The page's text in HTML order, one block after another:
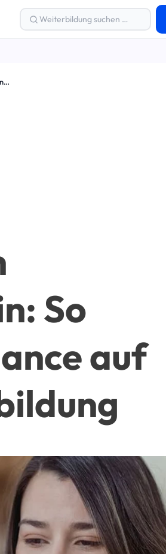
Bildungsgutschein Schleswig-Holstein: So nutzen Sie Ihre Chance auf berufliche Weiterbildung
So
auf